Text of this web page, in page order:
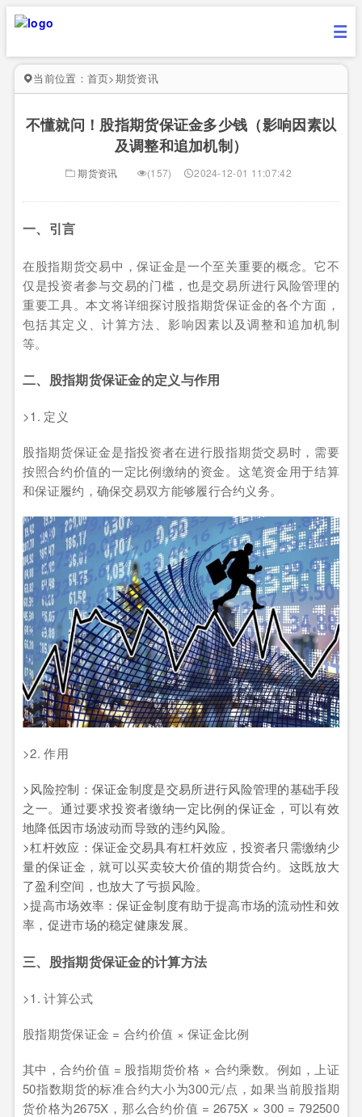
当前位置： 首页>期货资讯
不懂就问！股指期货保证金多少钱（影响因素以
及调整和追加机制）
期货资讯 (157) 2024-12-01 11:07:42
一、引言
在股指期货交易中，保证金是一个至关重要的概念。它不
仅是投资者参与交易的门槛，也是交易所进行风险管理的
重要工具。本文将详细探讨股指期货保证金的各个方面，
包括其定义、计算方法、影响因素以及调整和追加机制
等。
二、股指期货保证金的定义与作用
>1. 定义
股指期货保证金是指投资者在进行股指期货交易时，需要
按照合约价值的一定比例缴纳的资金。这笔资金用于结算
和保证履约，确保交易双方能够履行合约义务。
>2. 作用
>风险控制：保证金制度是交易所进行风险管理的基础手段
之一。通过要求投资者缴纳一定比例的保证金，可以有效
地降低因市场波动而导致的违约风险。
>杠杆效应：保证金交易具有杠杆效应，投资者只需缴纳少
量的保证金，就可以买卖较大价值的期货合约。这既放大
了盈利空间，也放大了亏损风险。
>提高市场效率：保证金制度有助于提高市场的流动性和效
率，促进市场的稳定健康发展。
三、股指期货保证金的计算方法
>1. 计算公式
股指期货保证金 = 合约价值 × 保证金比例
其中，合约价值 = 股指期货价格 × 合约乘数。例如，上证
50指数期货的标准合约大小为300元/点，如果当前股指期
货价格为2675X，那么合约价值 = 2675X × 300 = 792500